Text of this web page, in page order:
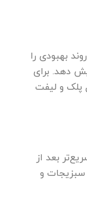
بهبودی را
دهد. برای
پلک و لیفت
بعد از
سبزیجات و